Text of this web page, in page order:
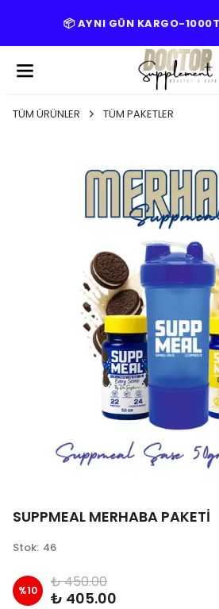
📦 AYNI GÜN KARGO-
TÜM ÜRÜNLER TÜM PAKETLER
SUPPMEAL MERHABA PAKETİ
Stok: 46
%10 ₺ 450.00
₺ 405.00